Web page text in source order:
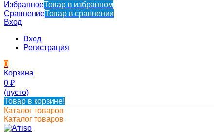
ИзбранноеТовар в избранном
СравнениеТовар в сравнении
Вход
Вход
Регистрация
0
Корзина
0 ₽
(пусто)
Товар в корзине!
Каталог товаров
Каталог товаров